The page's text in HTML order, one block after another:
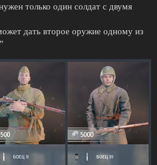
только один солдат с двумя
дать второе оружие одному из